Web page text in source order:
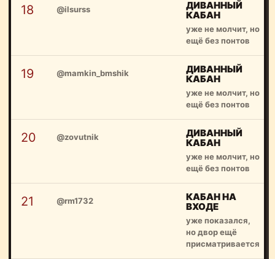
18 @ilsurss
ДИВАННЫЙ
КАБАН
уже не молчит, но
ещё без понтов
19 @mamkin_bmshik
ДИВАННЫЙ
КАБАН
уже не молчит, но
ещё без понтов
20 @zovutnik
ДИВАННЫЙ
КАБАН
уже не молчит, но
ещё без понтов
21 @rm1732
КАБАН НА
ВХОДЕ
уже показался,
но двор ещё
присматривается